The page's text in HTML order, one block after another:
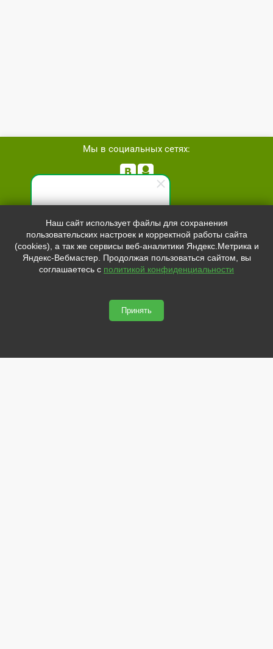
Специалист по продажам
Здравствуйте! Готов(-а)
помочь вам. Напишите мне,
если у вас появятся вопросы.
svetled53.ru © 2026
Адрес:
Телефон:
+7 (952)4829892
sale@svetled53.ru
Мы в социальных сетях:

Наш сайт использует файлы для сохранения
пользовательских настроек и корректной работы сайта
(cookies), а так же сервисы веб-аналитики Яндекс.Метрика и
Яндекс-Вебмастер. Продолжая пользоваться сайтом, вы
соглашаетесь с политикой конфиденциальности
Принять